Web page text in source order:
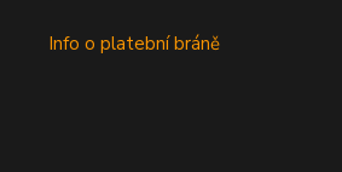
Info o platební bráně